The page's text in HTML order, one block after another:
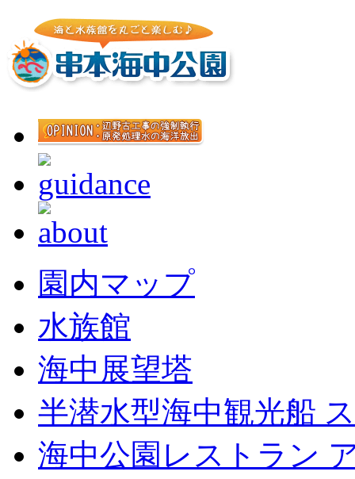
園内マップ
水族館
海中展望塔
半潜水型海中観光船
海中公園レストラン